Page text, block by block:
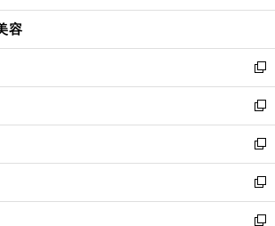
開
ウ
開
く
ン
ウ
で
開
く
ウ
ン
ド
ウ
で
開
く
容
新
し
い
ウ
ィ
ン
ド
ウ
で
新
し
い
ウ
ィ
ン
ド
新
し
い
ウ
ィ
新
し